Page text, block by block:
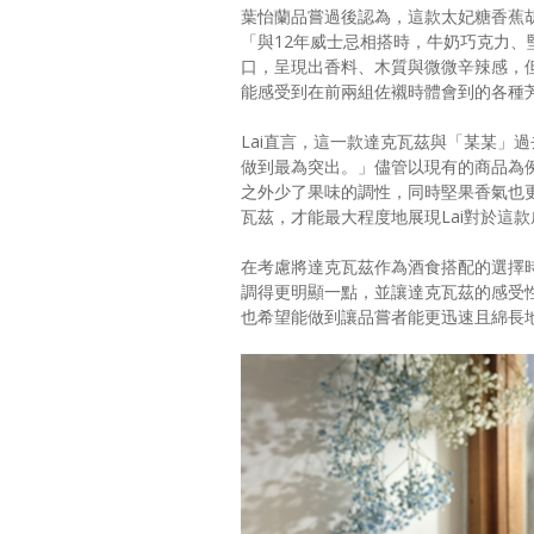
葉怡蘭品嘗過後認為，這款太妃糖香
「與12年威士忌相搭時，牛奶巧克力
口，呈現出香料、木質與微微辛辣感
能感受到在前兩組佐襯時體會到的各
Lai直言，這一款達克瓦茲與「某某」
做到最為突出。」儘管以現有的商品
之外少了果味的調性，同時堅果香氣
瓦茲，才能最大程度地展現Lai對於這
在考慮將達克瓦茲作為酒食搭配的選
調得更明顯一點，並讓達克瓦茲的感
也希望能做到讓品嘗者能更迅速且綿長